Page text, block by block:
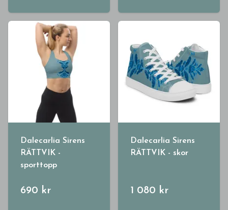
Dalecarlia Sirens
RÄTTVIK -
sporttopp
690 kr
Dalecarlia Sirens
RÄTTVIK - skor
1 080 kr